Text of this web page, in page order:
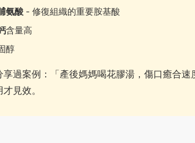
氨酸 - 修復組織的重要胺基酸
含量高
醇
過案例：「產後媽媽喝花膠湯，傷口癒合
見效。